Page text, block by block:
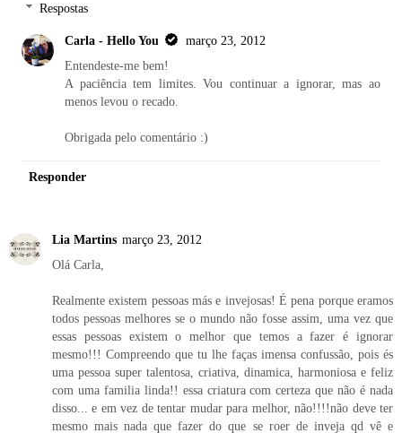
Respostas
Carla - Hello You
março 23, 2012
Entendeste-me bem!
A paciência tem limites. Vou continuar a ignorar, mas ao
menos levou o recado.
Obrigada pelo comentário :)
Responder
Lia Martins março 23, 2012
Olá Carla,
Realmente existem pessoas más e invejosas! É pena porque eramos
todos pessoas melhores se o mundo não fosse assim, uma vez que
essas pessoas existem o melhor que temos a fazer é ignorar
mesmo!!! Compreendo que tu lhe faças imensa confussão, pois és
uma pessoa super talentosa, criativa, dinamica, harmoniosa e feliz
com uma familia linda!! essa criatura com certeza que não é nada
disso... e em vez de tentar mudar para melhor, não!!!!não deve ter
mesmo mais nada que fazer do que se roer de inveja qd vê e